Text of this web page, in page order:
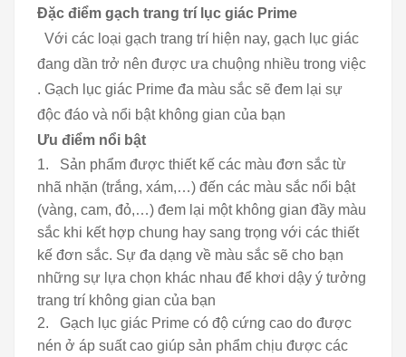
Đặc điểm gạch trang trí lục giác Prime
Với các loại gạch trang trí hiện nay, gạch lục giác
đang dần trở nên được ưa chuộng nhiều trong việc
. Gạch lục giác Prime đa màu sắc sẽ đem lại sự
độc đáo và nổi bật không gian của bạn
Ưu điểm nổi bật
Sản phẩm được thiết kế các màu đơn sắc từ
nhã nhặn (trắng, xám,…) đến các màu sắc nổi bật
(vàng, cam, đỏ,…) đem lại một không gian đầy màu
sắc khi kết hợp chung hay sang trọng với các thiết
kế đơn sắc. Sự đa dạng về màu sắc sẽ cho bạn
những sự lựa chọn khác nhau để khơi dậy ý tưởng
trang trí không gian của bạn
Gạch lục giác Prime có độ cứng cao do được
nén ở áp suất cao giúp sản phẩm chịu được các